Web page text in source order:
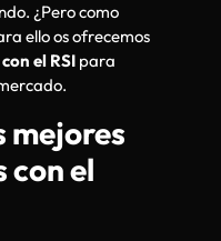
¿Pero como
ello os ofrecemos
el RSI para
mejores
con el